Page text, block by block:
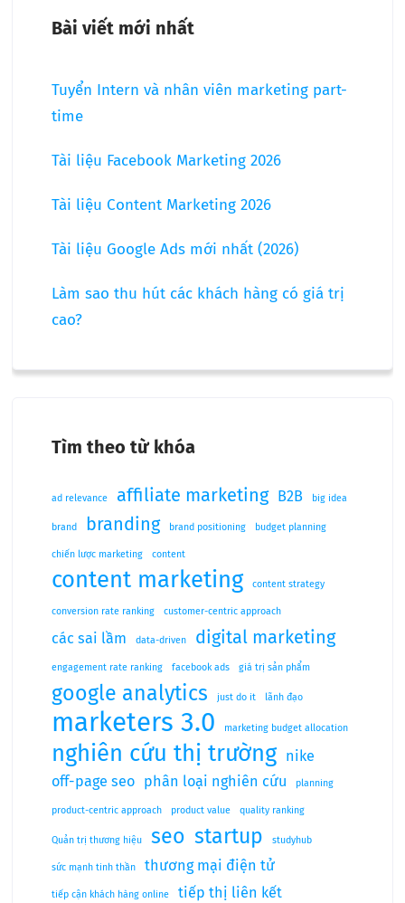
Bài viết mới nhất
Tuyển Intern và nhân viên marketing part-
time
Tài liệu Facebook Marketing 2026
Tài liệu Content Marketing 2026
Tài liệu Google Ads mới nhất (2026)
Làm sao thu hút các khách hàng có giá trị
cao?
Tìm theo từ khóa
ad relevance affiliate marketing B2B big idea
brand branding brand positioning budget planning
chiến lược marketing content
content marketing content strategy
conversion rate ranking customer-centric approach
các sai lầm data-driven digital marketing
engagement rate ranking facebook ads giá trị sản phẩm
google analytics just do it lãnh đạo
marketers 3.0 marketing budget allocation
nghiên cứu thị trường
nike
off-page seo
phân loại nghiên cứu planning
product-centric approach product value quality ranking
Quản trị thương hiệu seo startup studyhub
sức mạnh tinh thần thương mại điện tử
tiếp cận khách hàng online tiếp thị liên kết